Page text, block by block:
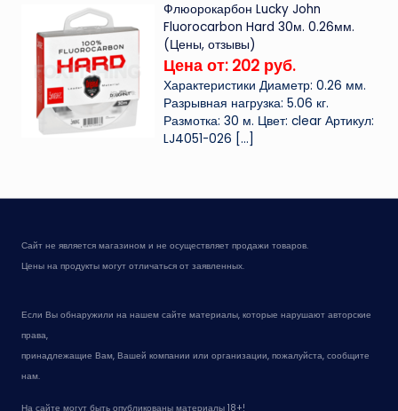
Флюорокарбон Lucky John
Fluorocarbon Hard 30м. 0.26мм.
(Цены, отзывы)
Цена от: 202 руб.
Характеристики Диаметр: 0.26 мм.
Разрывная нагрузка: 5.06 кг.
Размотка: 30 м. Цвет: clear Артикул:
LJ4051-026 […]
Сайт не является магазином и не осуществляет продажи товаров.
Цены на продукты могут отличаться от заявленных.
Если Вы обнаружили на нашем сайте материалы, которые нарушают авторские
права,
принадлежащие Вам, Вашей компании или организации, пожалуйста, сообщите
нам.
На сайте могут быть опубликованы материалы 18+!